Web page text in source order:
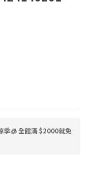
季🧊 全館滿 $2000就免